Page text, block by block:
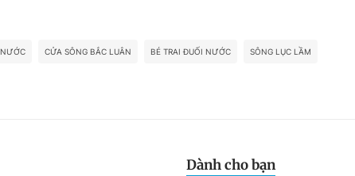
CỬA SÔNG BẮC LUÂN BÉ TRAI ĐUỐI NƯỚC SÔNG LỤC LẦM